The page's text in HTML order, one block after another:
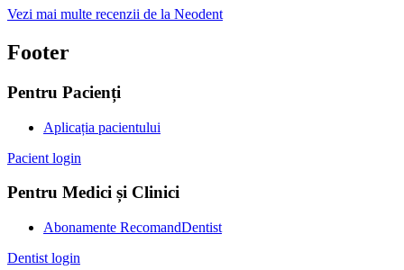
Vezi mai multe recenzii de la Neodent
Footer
Pentru Pacienți
Aplicația pacientului
Pacient login
Pentru Medici și Clinici
Abonamente RecomandDentist
Dentist login